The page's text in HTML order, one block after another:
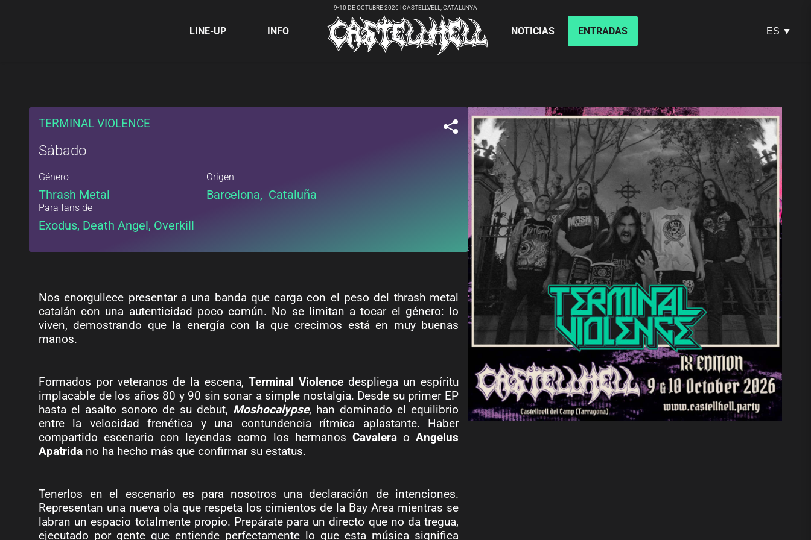
LINE-UP INFO
9-10 DE OCTUBRE 2026 | CASTELLVELL, CATALUNYA
NOTICIAS ENTRADAS ES ▼
TERMINAL VIOLENCE
Sábado
Género
Thrash Metal
Origen
Barcelona, Cataluña
Para fans de
Exodus, Death Angel, Overkill
Nos enorgullece presentar a una banda que carga con el peso del thrash metal
catalán con una autenticidad poco común. No se limitan a tocar el género: lo
viven, demostrando que la energía con la que crecimos está en muy buenas
manos.
Formados por veteranos de la escena, Terminal Violencedespliega un espíritu
implacable de los años 80 y 90 sin sonar a simple nostalgia. Desde su primer EP
hasta el asalto sonoro de su debut, Moshocalypse, han dominado el equilibrio
entre la velocidad frenética y una contundencia rítmica aplastante. Haber
compartido escenario con leyendas como los hermanos CavaleraoAngelus
Apatrida no ha hecho más que confirmar su estatus.
Tenerlos en el escenario es para nosotros una declaración de intenciones.
Representan una nueva ola que respeta los cimientos de la Bay Area mientras se
labran un espacio totalmente propio. Prepárate para un directo que no da tregua,
ejecutado por gente que entiende perfectamente lo que esta música significa